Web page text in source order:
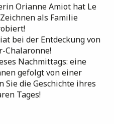
Orianne Amiot hat Le
als Familie
bei der Entdeckung von
Chalaronne!
Nachmittags: eine
gefolgt von einer
Sie die Geschichte ihres
Tages!